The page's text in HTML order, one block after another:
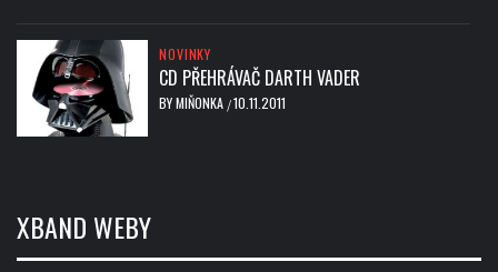
NOVINKY
CD PŘEHRÁVAČ DARTH VADER
BYMIŇONKA /10.11.2011
XBAND WEBY